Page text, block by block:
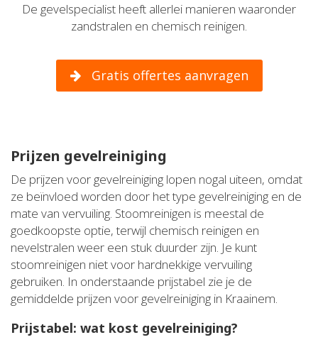
De gevelspecialist heeft allerlei manieren waaronder
zandstralen en chemisch reinigen.
Gratis offertes aanvragen
Prijzen gevelreiniging
De prijzen voor gevelreiniging lopen nogal uiteen, omdat
ze beïnvloed worden door het type gevelreiniging en de
mate van vervuiling. Stoomreinigen is meestal de
goedkoopste optie, terwijl chemisch reinigen en
nevelstralen weer een stuk duurder zijn. Je kunt
stoomreinigen niet voor hardnekkige vervuiling
gebruiken. In onderstaande prijstabel zie je de
gemiddelde prijzen voor gevelreiniging in Kraainem.
Prijstabel: wat kost gevelreiniging?